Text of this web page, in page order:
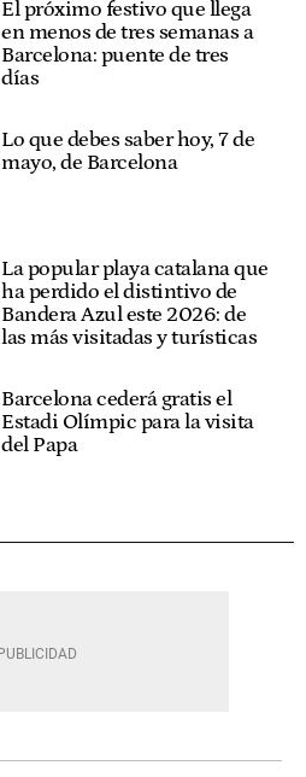
El próximo festivo que llega
en menos de tres semanas a
Barcelona: puente de tres
días
Lo que debes saber hoy, 7 de
mayo, de Barcelona
La popular playa catalana que
ha perdido el distintivo de
Bandera Azul este 2026: de
las más visitadas y turísticas
Barcelona cederá gratis el
Estadi Olímpic para la visita
del Papa